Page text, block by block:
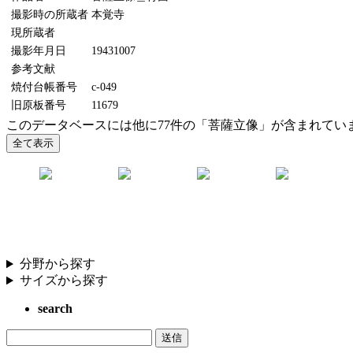
撮影時の所蔵者 本覚寺
現所蔵者
撮影年月日
19431007
参考文献
焼付台帳番号
c-049
旧原板番号
11679
このデータベースには他に77件の「菩薩立像」が含まれてい
分野から探す
サイズから探す
search